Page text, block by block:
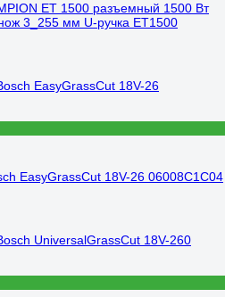
ET 1500 разъемный 1500 Вт
3_255 мм U-ручка ET1500
EasyGrassCut 18V-26 06008C1C04